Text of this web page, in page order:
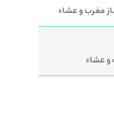
مغرب و عشاء
و عشاء